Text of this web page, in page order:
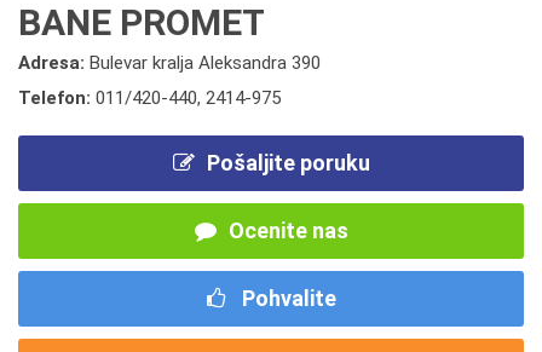
BANE PROMET
Adresa: Bulevar kralja Aleksandra 390
Telefon: 011/420-440, 2414-975
Pošaljite poruku
Ocenite nas
Pohvalite